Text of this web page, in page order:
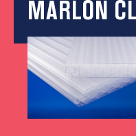
MARLON